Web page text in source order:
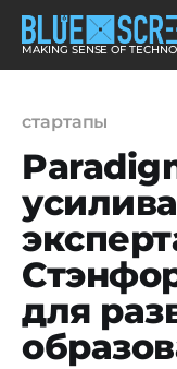
MAKING SENSE OF
стартапы
для